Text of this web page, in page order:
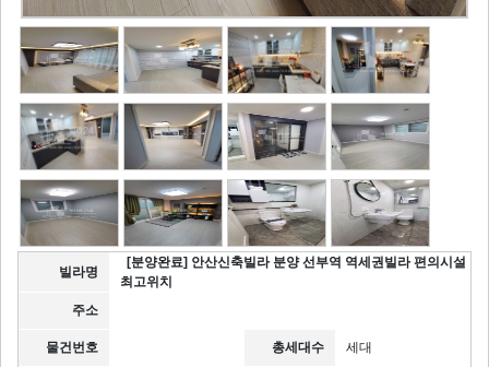
빌라명
[분양완료] 안산신축빌라 분양 선부역 역세권빌라 편의시설
최고위치
주소
물건번호 총세대수
세대